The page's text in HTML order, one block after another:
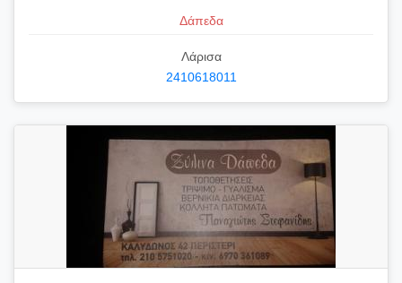
Δάπεδα
Λάρισα
2410618011